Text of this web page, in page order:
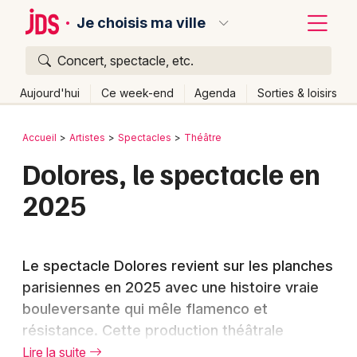
Je choisis ma ville
Concert, spectacle, etc.
Aujourd'hui Ce week-end Agenda Sorties & loisirs
Publier un événement
Activité & Expérience
Manifestations
Foires & salons
Bordeaux
Colmar
Lyon
Mulhouse
Retour
Accueil Artistes Spectacles Théâtre
Dolores, le spectacle en
2025
Le spectacle Dolores revient sur les planches
parisiennes en 2025 avec une histoire vraie
bouleversante qui mêle flamenco et
résistance. Cette production théâtrale
retrace le destin exceptionnel de Sylvin
Lire la suite
Quoi ?
Où ?
Quand ?
Aujourd'hui